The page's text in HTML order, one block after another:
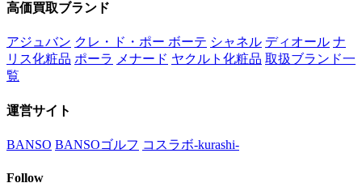
高価買取ブランド
アジュバン クレ・ド・ポー ボーテ シャネル ディオール ナ
リス化粧品 ポーラ メナード ヤクルト化粧品 取扱ブランド一
覧
運営サイト
BANSO BANSOゴルフ コスラボ-kurashi-
Follow